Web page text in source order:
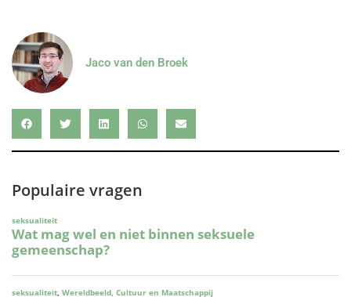
Jaco van den Broek
Populaire vragen